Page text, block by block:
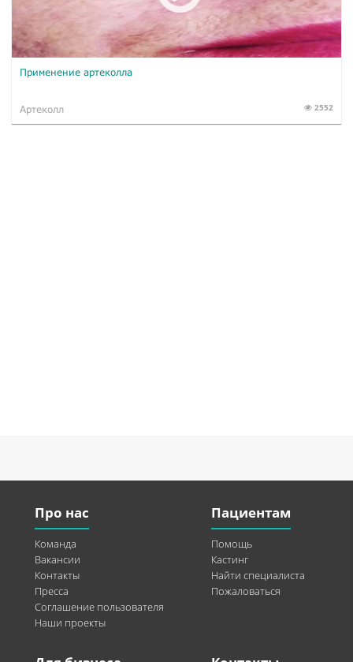
Применение артеколла
Артеколл 2552
Про нас
Команда
Вакансии
Контакты
Пресса
Соглашение пользователя
Наши проекты
Пациентам
Помощь
Кастинг
Найти специалиста
Пожаловаться